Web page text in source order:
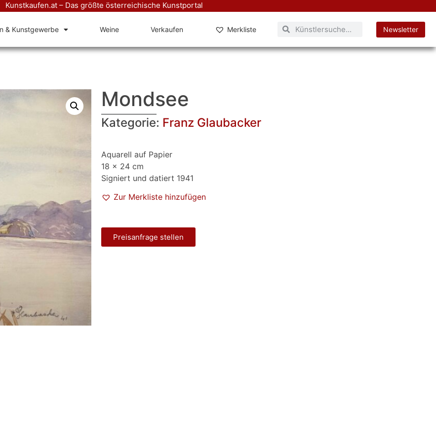
Kunstkaufen.at – Das größte österreichische Kunstportal
& Kunstgewerbe Weine Verkaufen Merkliste Newsletter
Mondsee
Kategorie: Franz Glaubacker
Aquarell auf Papier
18 x 24 cm
Signiert und datiert 1941
Zur Merkliste hinzufügen
Preisanfrage stellen